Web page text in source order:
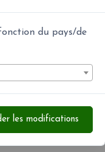
du pays/de
les modifications